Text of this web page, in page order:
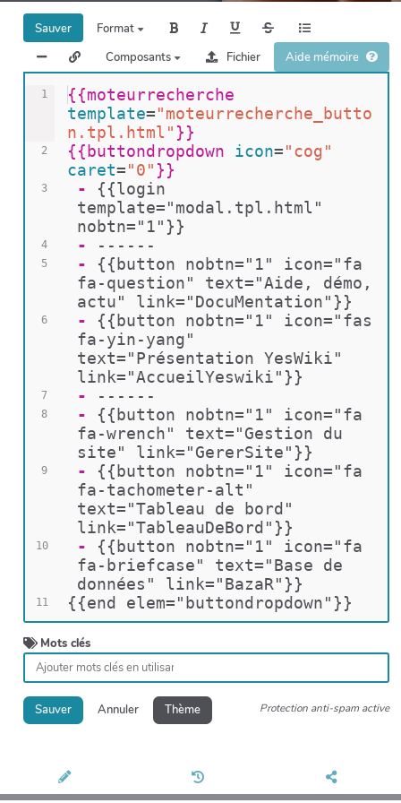
Sauver
Format
Composants
Aide mémoire
Fichier
1
2
3
4
5
6
7
8
9
10
11
{{moteurrecherche
template="moteurrecherche_butto
n.tpl.html" }}
{{buttondropdown icon="cog"
caret="0" }}
- {{login
template="modal.tpl.html"
nobtn="1"}}
-
------
- {{button nobtn="1" icon="fa
fa-question" text="Aide, démo,
actu" link="DocuMentation"}}
- {{button nobtn="1" icon="fas
fa-yin-yang"
text="Présentation YesWiki"
link="AccueilYeswiki"}}
-
------
- {{button nobtn="1" icon="fa
fa-wrench" text="Gestion du
site" link="GererSite"}}
- {{button nobtn="1" icon="fa
fa-tachometer-alt"
text="Tableau de bord"
link="TableauDeBord"}}
- {{button nobtn="1" icon="fa
fa-briefcase" text="Base de
données" link="BazaR"}}
{{end elem="buttondropdown"}}
Mots clés
Sauver Annuler Thème Protection anti-spam active